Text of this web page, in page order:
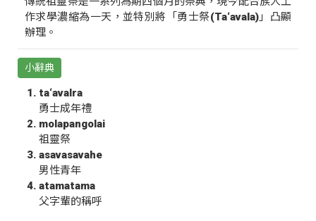
作求學濃縮為一天，並特別將「勇士祭(Ta‘avala)」凸顯
辦理。
小辭典
ta‘avalra
勇士成年禮
molapangolai
祖靈祭
asavasavahe
男性青年
atamatama
父字輩的稱呼